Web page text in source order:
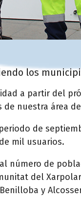
los
a partir del
nuestra área
de
mil usuarios.
número de
del
y